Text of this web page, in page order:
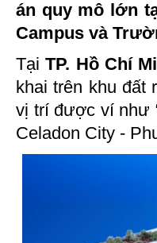
án quy mô lớn
Campus và
TạiTP. Hồ Chí
khai trên khu đất
vị trí được ví như
Celadon City -